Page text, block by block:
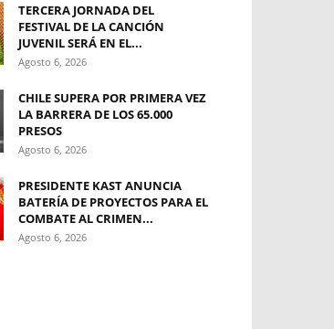
TERCERA JORNADA DEL
FESTIVAL DE LA CANCIÓN
JUVENIL SERÁ EN EL...
Agosto 6, 2026
CHILE SUPERA POR PRIMERA VEZ
LA BARRERA DE LOS 65.000
PRESOS
Agosto 6, 2026
PRESIDENTE KAST ANUNCIA
BATERÍA DE PROYECTOS PARA EL
COMBATE AL CRIMEN...
Agosto 6, 2026